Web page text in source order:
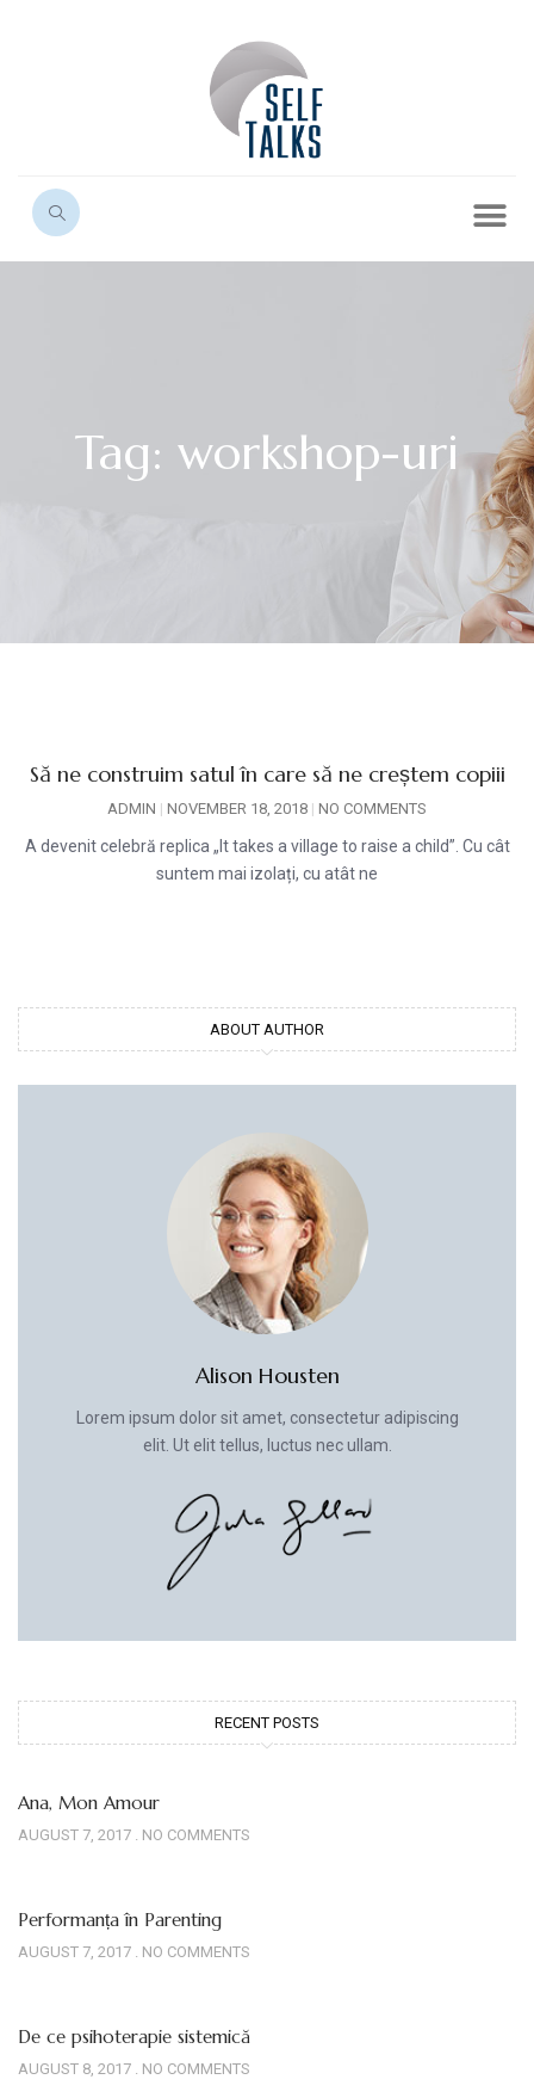
Tag: workshop-uri
Să ne construim satul în care să ne creștem copiii
ADMIN NOVEMBER 18, 2018 NO COMMENTS
A devenit celebră replica „It takes a village to raise a child”. Cu cât
suntem mai izolați, cu atât ne
ABOUT AUTHOR
Alison Housten
Lorem ipsum dolor sit amet, consectetur adipiscing
elit. Ut elit tellus, luctus nec ullam.
RECENT POSTS
Ana, Mon Amour
AUGUST 7, 2017 NO COMMENTS
Performanța în Parenting
AUGUST 7, 2017 NO COMMENTS
De ce psihoterapie sistemică
AUGUST 8, 2017 NO COMMENTS